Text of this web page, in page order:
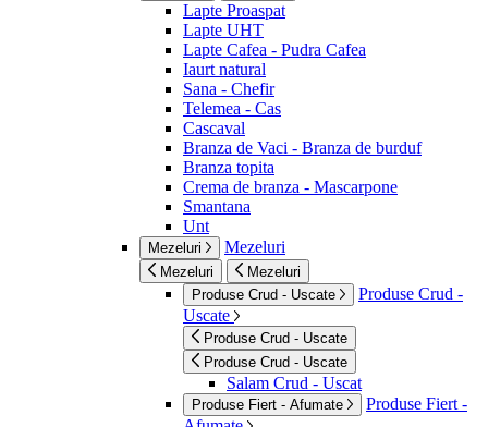
Lapte Proaspat
Lapte UHT
Lapte Cafea - Pudra Cafea
Iaurt natural
Sana - Chefir
Telemea - Cas
Cascaval
Branza de Vaci - Branza de burduf
Branza topita
Crema de branza - Mascarpone
Smantana
Unt
Mezeluri Mezeluri
Mezeluri
Mezeluri
Produse Crud - Uscate
Produse Crud -
Uscate
Produse Crud - Uscate
Produse Crud - Uscate
Salam Crud - Uscat
Produse Fiert - Afumate
Produse Fiert -